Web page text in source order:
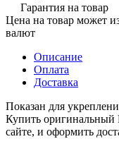
Гарантия на товар
Цена на товар может
валют
Описание
Оплата
Доставка
Показан для
Купить оригинальный
сайте, и оформить